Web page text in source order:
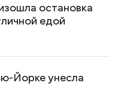
остановка
едой
Йорке унесла